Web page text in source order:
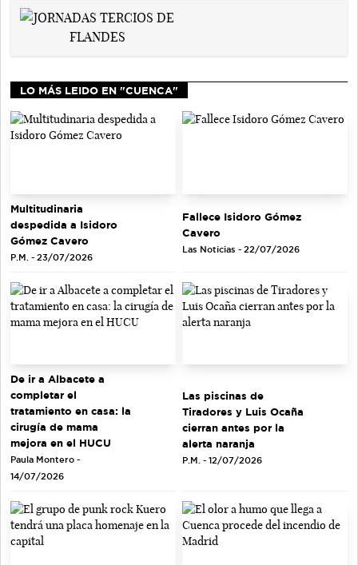
LO MÁS LEIDO EN "CUENCA"
Multitudinaria
despedida a Isidoro
Gómez Cavero
P.M. - 23/07/2026
Fallece Isidoro Gómez
Cavero
Las Noticias - 22/07/2026
De ir a Albacete a
completar el
tratamiento en casa: la
cirugía de mama
mejora en el HUCU
Paula Montero -
14/07/2026
Las piscinas de
Tiradores y Luis Ocaña
cierran antes por la
alerta naranja
P.M. - 12/07/2026